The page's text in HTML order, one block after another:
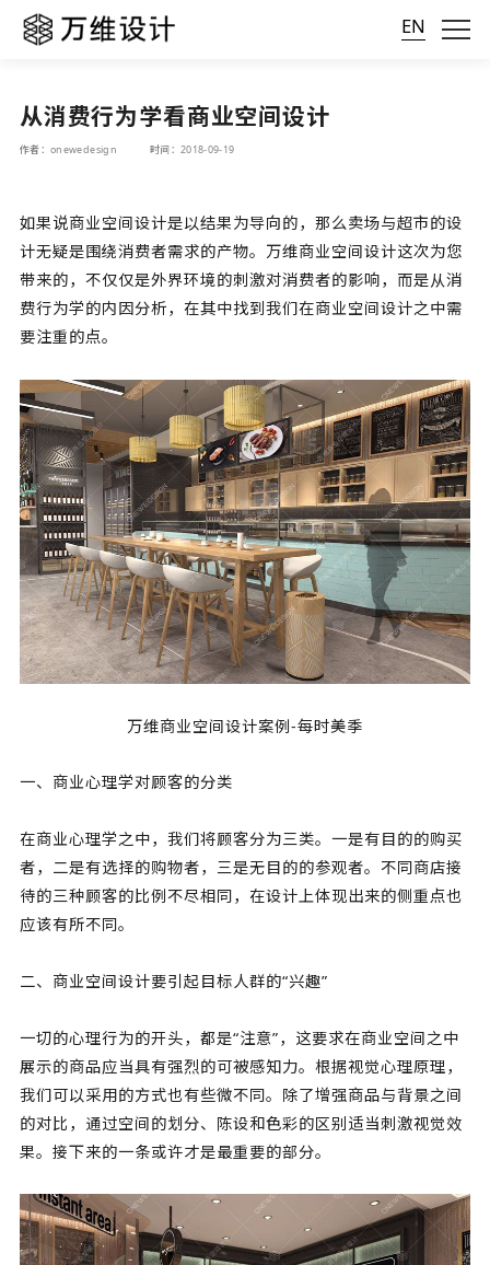
EN
从消费行为学看商业空间设计
作者：onewedesign 时间：2018-09-19
如果说商业空间设计是以结果为导向的，那么卖场与超市的设
计无疑是围绕消费者需求的产物。万维商业空间设计这次为您
带来的，不仅仅是外界环境的刺激对消费者的影响，而是从消
费行为学的内因分析，在其中找到我们在商业空间设计之中需
要注重的点。
万维商业空间设计案例-每时美季
一、商业心理学对顾客的分类
在商业心理学之中，我们将顾客分为三类。一是有目的的购买
者，二是有选择的购物者，三是无目的的参观者。不同商店接
待的三种顾客的比例不尽相同，在设计上体现出来的侧重点也
应该有所不同。
二、 商业空间设计要引起目标人群的“兴趣”
一切的心理行为的开头，都是“注意”，这要求在商业空间之中
展示的商品应当具有强烈的可被感知力。根据视觉心理原理，
我们可以采用的方式也有些微不同。除了增强商品与背景之间
的对比，通过空间的划分、陈设和色彩的区别适当刺激视觉效
果。接下来的一条或许才是最重要的部分。